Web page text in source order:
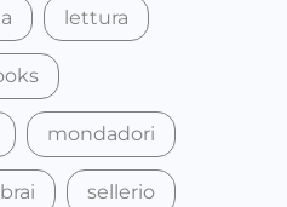
lettura
mondadori
sellerio